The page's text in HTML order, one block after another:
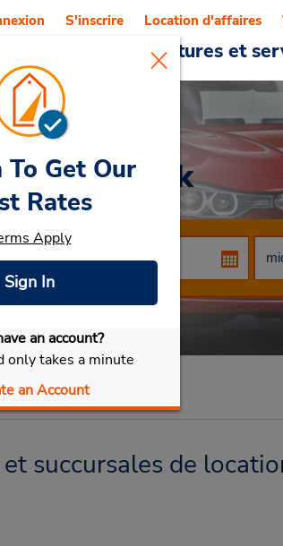
Voitures et
S'inscrire Location d'affaires
Kralendijk
ma voiture
To Get Our
Rates
Apply
Sign In
an account?
only takes a minute
an Account
succursales de